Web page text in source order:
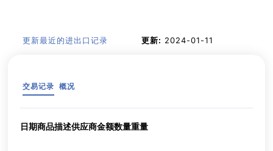
更新最近的进出口记录 更新: 2024-01-11
交易记录 概况
日期商品描述供应商金额数量重量